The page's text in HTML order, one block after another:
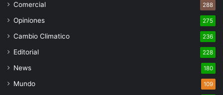
Comercial 288
Opiniones 275
Cambio Climatico 236
Editorial 228
News 180
Mundo 109